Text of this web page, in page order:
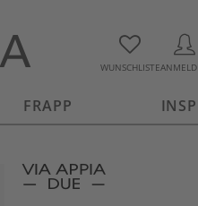
WUNSCHLISTE
FRAPP